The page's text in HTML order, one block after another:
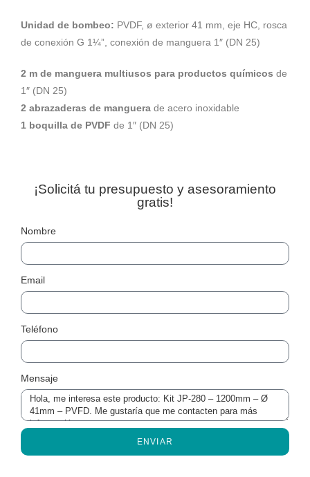
Unidad de bombeo: PVDF, ø exterior 41 mm, eje HC, rosca
de conexión G 1¼”, conexión de manguera 1″ (DN 25)
2 m de manguera multiusos para productos químicos de
1″ (DN 25)
2 abrazaderas de manguera de acero inoxidable
1 boquilla de PVDF de 1″ (DN 25)
¡Solicitá tu presupuesto y asesoramiento
gratis!
Nombre
Email
Teléfono
Mensaje
ENVIAR